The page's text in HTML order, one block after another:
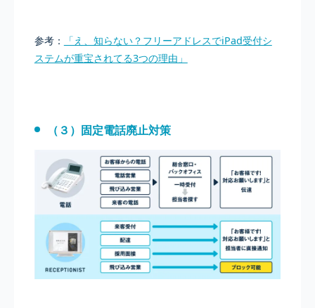
参考：
「え、知らない？フリーアドレスでiPad受付シ
ステムが重宝されてる3つの理由」
（３）固定電話廃止対策